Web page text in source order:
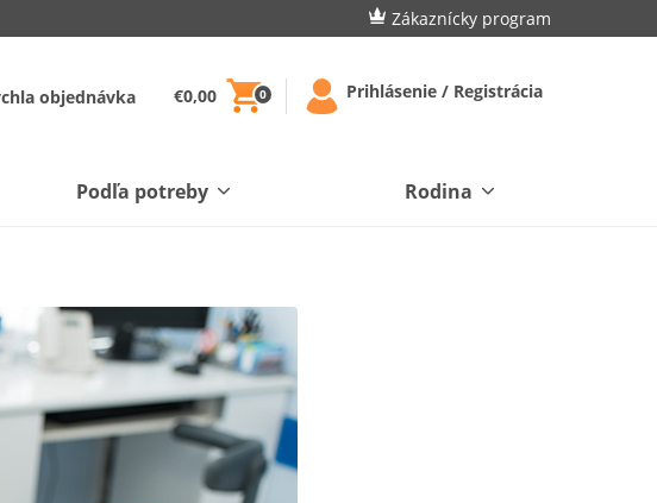
Zákaznícky program
objednávka €0,00 0 Prihlásenie / Registrácia
Podľa potreby Rodina